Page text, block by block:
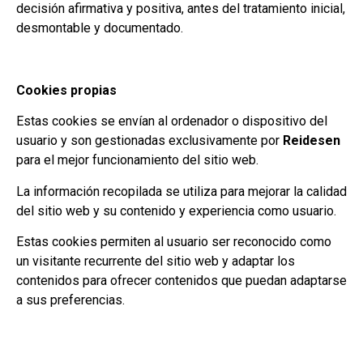
decisión afirmativa y positiva, antes del tratamiento inicial,
desmontable y documentado.
Cookies propias
Estas cookies se envían al ordenador o dispositivo del
usuario y son gestionadas exclusivamente por Reidesen
para el mejor funcionamiento del sitio web.
La información recopilada se utiliza para mejorar la calidad
del sitio web y su contenido y experiencia como usuario.
Estas cookies permiten al usuario ser reconocido como
un visitante recurrente del sitio web y adaptar los
contenidos para ofrecer contenidos que puedan adaptarse
a sus preferencias.